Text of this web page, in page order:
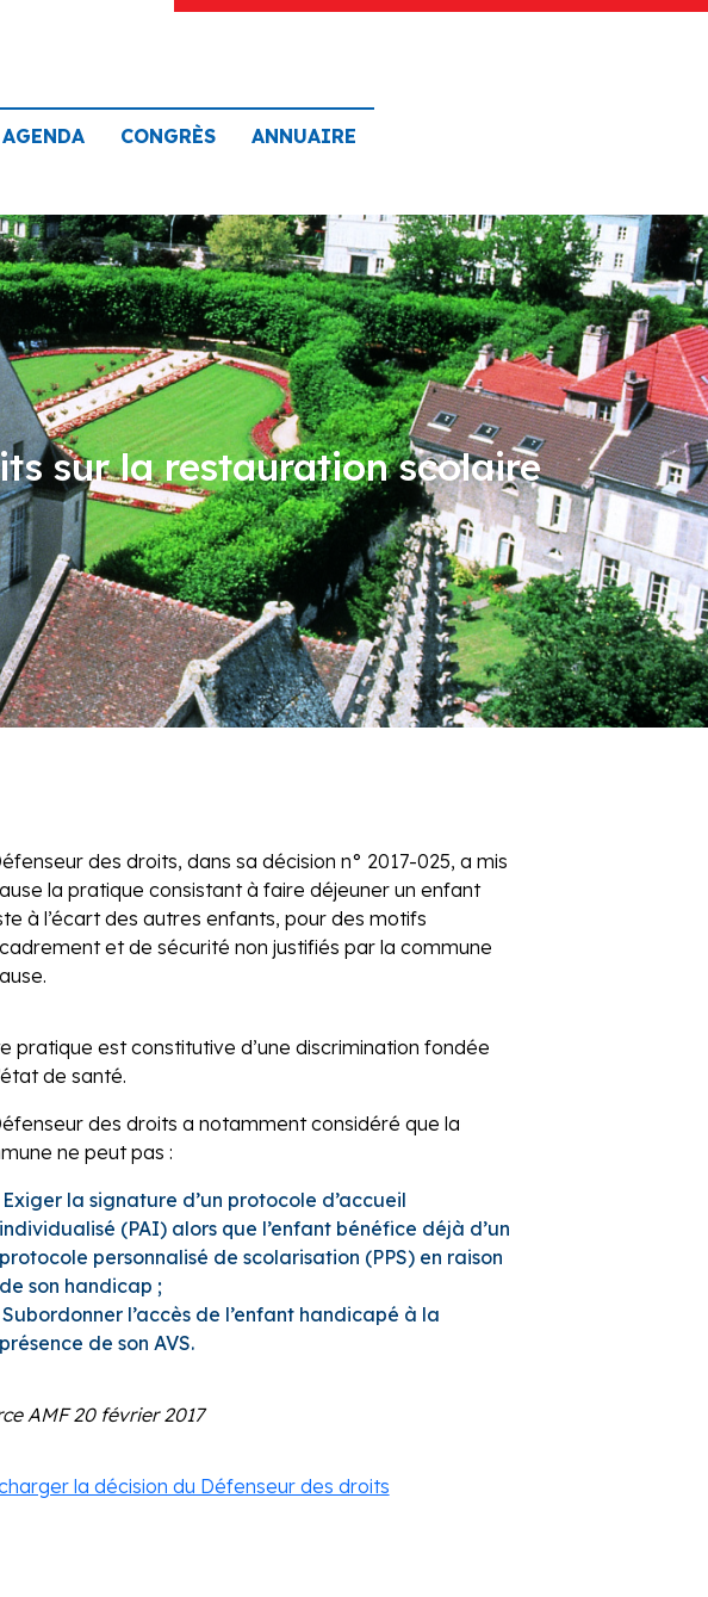
AGENDA CONGRÈS ANNUAIRE
sur la restauration scolaire
des droits, dans sa décision n° 2017-025, a mis
la pratique consistant à faire déjeuner un enfant
à l’écart des autres enfants, pour des motifs
et de sécurité non justifiés par la commune
pratique est constitutive d’une discrimination fondée
de santé.
des droits a notamment considéré que la
ne peut pas :
Exiger la signature d’un protocole d’accueil
individualisé (PAI) alors que l’enfant bénéfice déjà d’un
protocole personnalisé de scolarisation (PPS) en raison
de son handicap ;
Subordonner l’accès de l’enfant handicapé à la
présence de son AVS.
AMF 20 février 2017
la décision du Défenseur des droits